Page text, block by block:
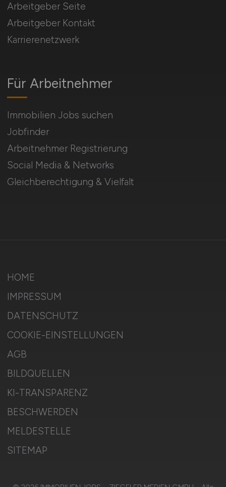
Für Arbeitnehmer
Immobilien Jobs suchen
Jobfinder
Arbeitnehmer Registrierung
Social Media & Networks
Gleichberechtigung & Vielfalt
Arbeitgeber Seite
Arbeitgeber Kontakt
Karrierenetzwerk
HOME
IMPRESSUM
DATENSCHUTZ
COOKIE-EINSTELLUNGEN
AGB
BILDQUELLEN
KI-TRANSPARENZ
BESCHWERDEN
MELDESTELLE
SITEMAP